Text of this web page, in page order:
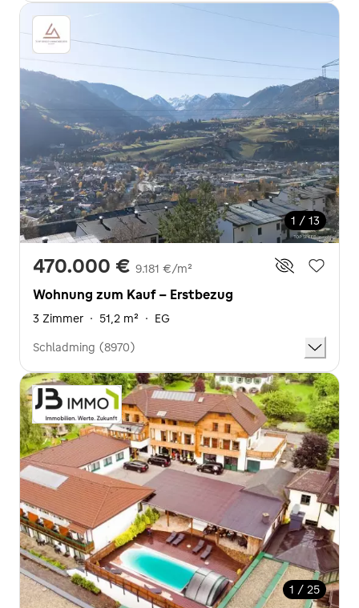
1 / 13
470.000 € 9.181 €/m²
Wohnung zum Kauf - Erstbezug
3 Zimmer · 51,2 m² · EG
Schladming (8970)
1 / 25